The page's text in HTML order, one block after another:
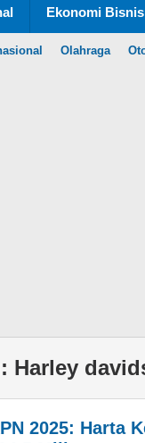
Ekonomi Bisnis
Olahraga
Harley
2025: Harta